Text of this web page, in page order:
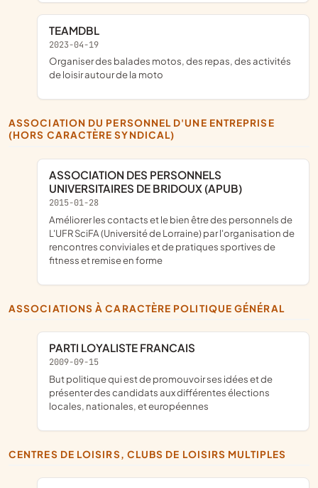
TEAMDBL
2023-04-19
organiser des balades motos, des repas, des activités
de loisir autour de la moto
ASSOCIATION DU PERSONNEL D'UNE ENTREPRISE
(HORS CARACTÈRE SYNDICAL)
ASSOCIATION DES PERSONNELS
UNIVERSITAIRES DE BRIDOUX (APUB)
2015-01-28
améliorer les contacts et le bien être des personnels de
L'UFR SciFA (Université de Lorraine) par l'organisation de
rencontres conviviales et de pratiques sportives de
fitness et remise en forme
ASSOCIATIONS À CARACTÈRE POLITIQUE GÉNÉRAL
PARTI LOYALISTE FRANCAIS
2009-09-15
but politique qui est de promouvoir ses idées et de
présenter des candidats aux différentes élections
locales, nationales, et européennes
CENTRES DE LOISIRS, CLUBS DE LOISIRS MULTIPLES